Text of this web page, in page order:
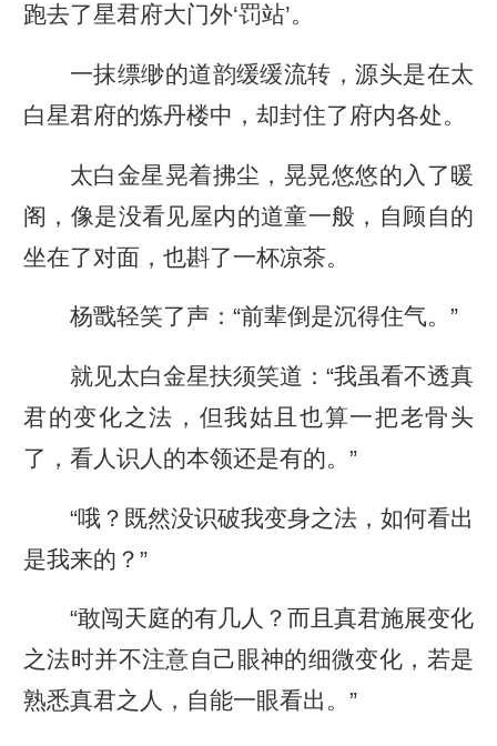
跑去了星君府大门外‘罚站’。
一抹缥缈的道韵缓缓流转，源头是在太
白星君府的炼丹楼中，却封住了府内各处。
太白金星晃着拂尘，晃晃悠悠的入了暖
阁，像是没看见屋内的道童一般，自顾自的
坐在了对面，也斟了一杯凉茶。
杨戬轻笑了声：“前辈倒是沉得住气。”
就见太白金星扶须笑道：“我虽看不透真
君的变化之法，但我姑且也算一把老骨头
了，看人识人的本领还是有的。”
“哦？既然没识破我变身之法，如何看出
是我来的？”
“敢闯天庭的有几人？而且真君施展变化
之法时并不注意自己眼神的细微变化，若是
熟悉真君之人，自能一眼看出。”